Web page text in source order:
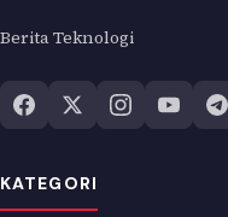
Berita Teknologi
KATEGORI